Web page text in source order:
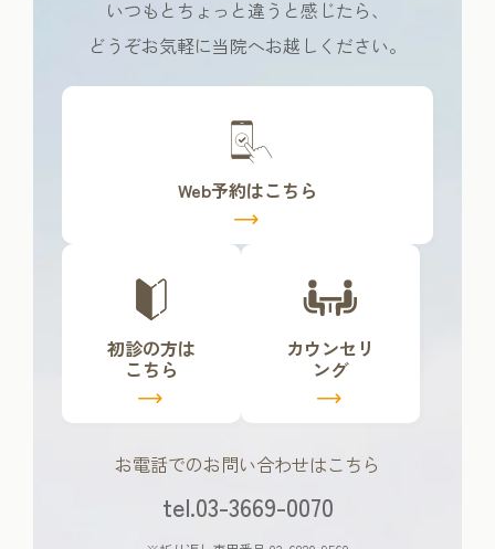
いつもとちょっと違うと感じたら、
どうぞお気軽に当院へお越しください。
Web予約はこちら
カ
ク
初診の方は
こちら
カ
カウンセリ
ング
カ
お電話でのお問い合わせはこちら
tel.03-3669-0070